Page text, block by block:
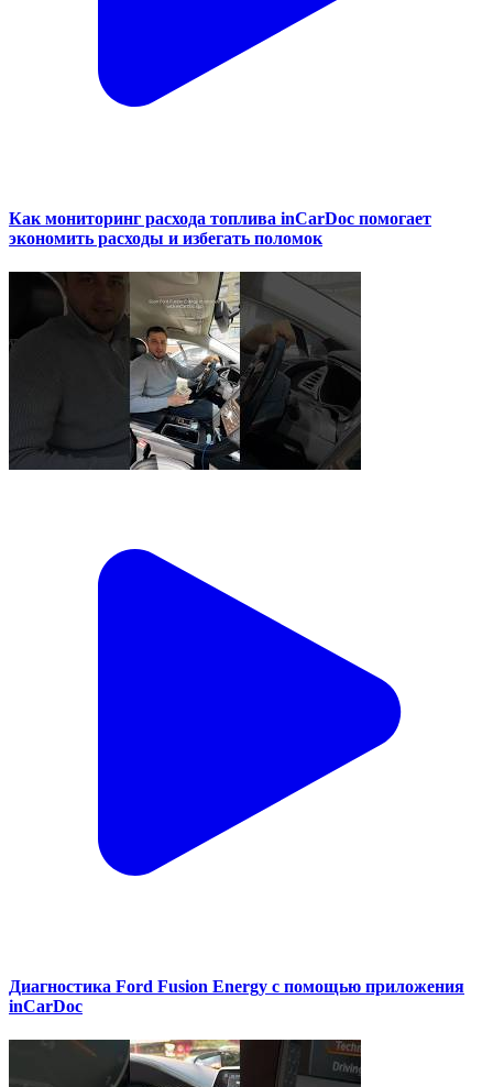
Как мониторинг расхода топлива inCarDoc помогает
экономить расходы и избегать поломок
Диагностика Ford Fusion Energy с помощью приложения
inCarDoc